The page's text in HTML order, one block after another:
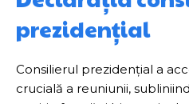
prezidențial
Consilierul prezidențial a
crucială a reuniunii,